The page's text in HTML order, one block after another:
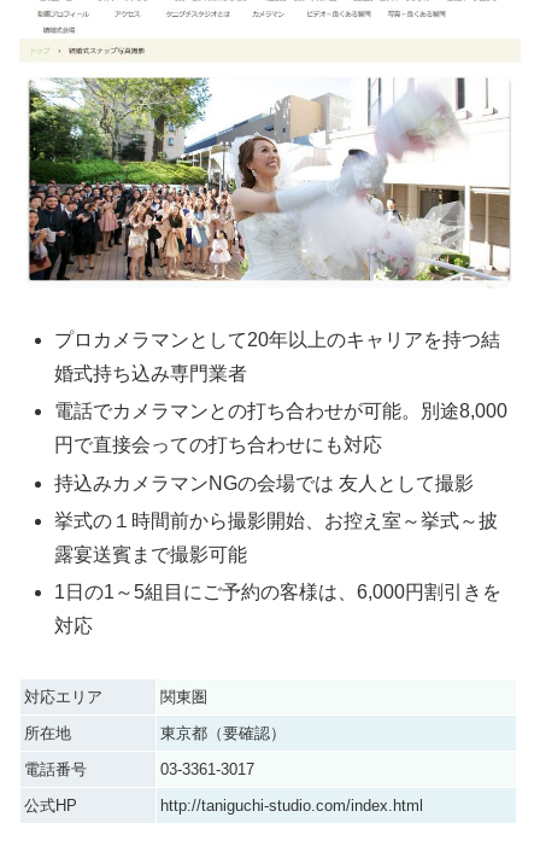
プロカメラマンとして20年以上のキャリアを持つ結
婚式持ち込み専門業者
電話でカメラマンとの打ち合わせが可能。別途8,000
円で直接会っての打ち合わせにも対応
持込みカメラマンNGの会場では 友人として撮影
挙式の１時間前から撮影開始、お控え室～挙式～披
露宴送賓まで撮影可能
1日の1～5組目にご予約の客様は、6,000円割引きを
対応
対応エリア
関東圏
所在地
東京都（要確認）
電話番号
03-3361-3017
公式HP
http://taniguchi-studio.com/index.html